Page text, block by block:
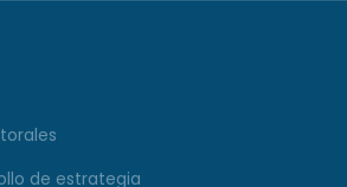
de estrategia